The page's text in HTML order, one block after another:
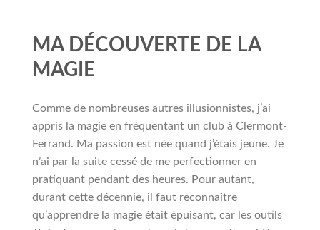
MA DÉCOUVERTE DE LA
MAGIE
Comme de nombreuses autres illusionnistes, j’ai
appris la magie en fréquentant un club à Clermont-
Ferrand. Ma passion est née quand j’étais jeune. Je
n’ai par la suite cessé de me perfectionner en
pratiquant pendant des heures. Pour autant,
durant cette décennie, il faut reconnaître
qu’apprendre la magie était épuisant, car les outils